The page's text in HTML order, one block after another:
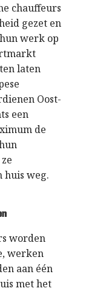
chauffeurs
gezet en
werk op
laten
Oost-
een
de
huis weg.
worden
werken
aan één
met het